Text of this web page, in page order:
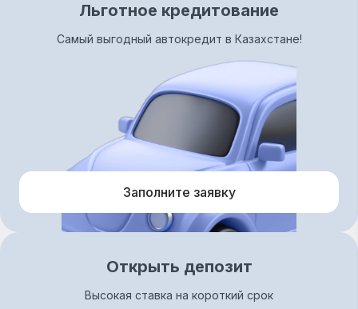
Льготное кредитование
Самый выгодный автокредит в Казахстане!
Заполните заявку
Открыть депозит
Высокая ставка на короткий срок